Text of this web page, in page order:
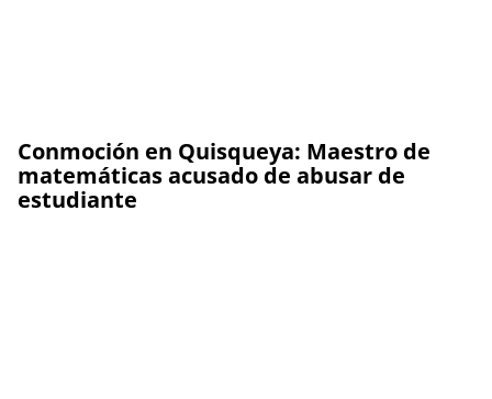
Conmoción en Quisqueya: Maestro de
matemáticas acusado de abusar de
estudiante